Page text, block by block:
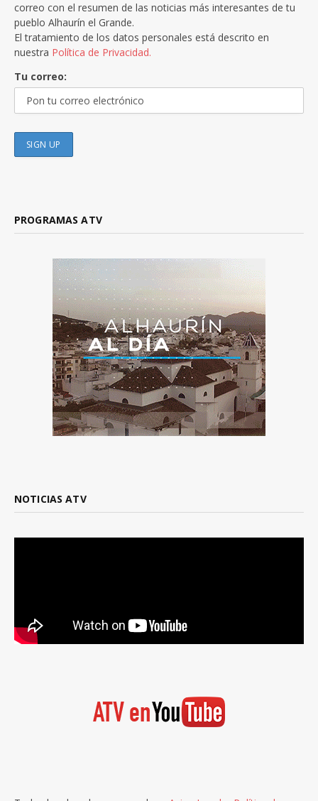
correo con el resumen de las noticias más interesantes de tu
pueblo Alhaurín el Grande.
El tratamiento de los datos personales está descrito en
nuestra Política de Privacidad.
Tu correo:
PROGRAMAS ATV
NOTICIAS ATV